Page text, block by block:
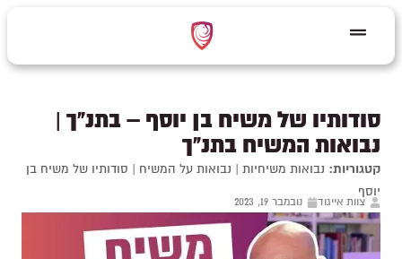
סודותיו של משיח בן יוסף – בתנ"ך |
נבואות המשיח בתנ"ך
קטגוריות: נבואות משיחיות | נבואות על המשיח | סודותיו של משיח בן
יוסף
צוות אייגוד נובמבר 19, 2023